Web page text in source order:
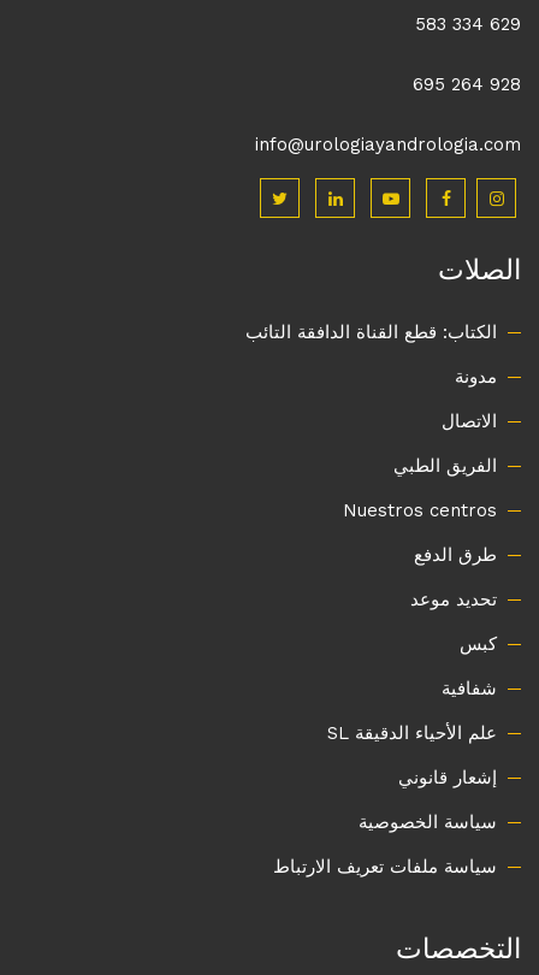
629 334 583
928 264 695
info@urologiayandrologia.com
الصلات
الكتاب: قطع القناة الدافقة التائب
مدونة
الاتصال
الفريق الطبي
Nuestros centros
طرق الدفع
تحديد موعد
كبس
شفافية
علم الأحياء الدقيقة SL
إشعار قانوني
سياسة الخصوصية
سياسة ملفات تعريف الارتباط
التخصصات